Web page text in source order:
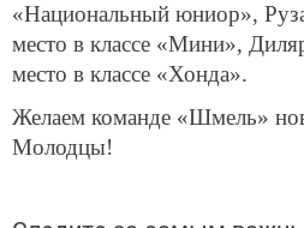
«Национальный юниор»,
место в классе «Мини»,
место в классе «Хонда».
Желаем команде «Шмель»
Молодцы!